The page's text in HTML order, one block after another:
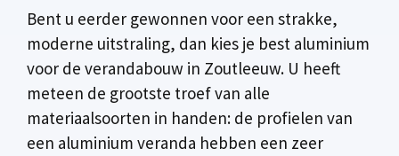
Bent u eerder gewonnen voor een strakke,
moderne uitstraling, dan kies je best aluminium
voor de verandabouw in Zoutleeuw. U heeft
meteen de grootste troef van alle
materiaalsoorten in handen: de profielen van
een aluminium veranda hebben een zeer